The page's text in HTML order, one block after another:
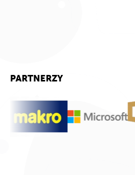
PARTNERZY